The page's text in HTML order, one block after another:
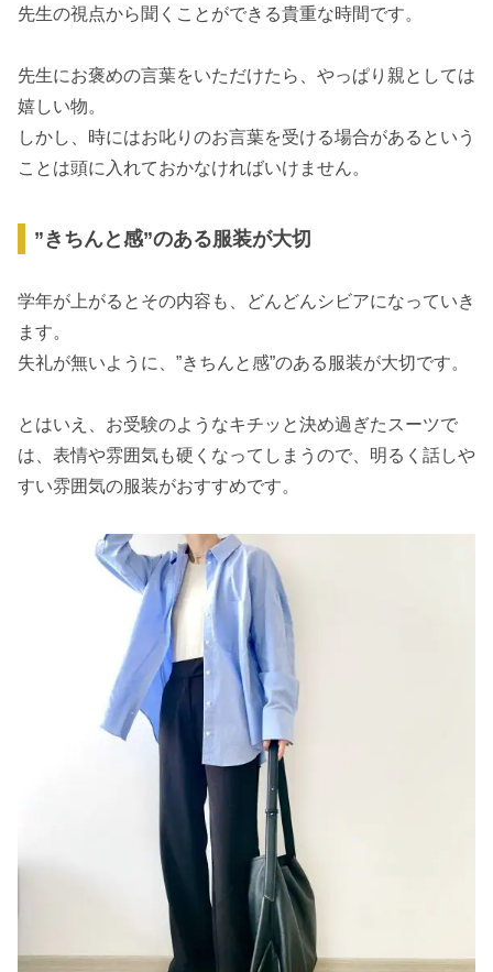
先生の視点から聞くことができる貴重な時間です。
先生にお褒めの言葉をいただけたら、やっぱり親としては
嬉しい物。
しかし、時にはお叱りのお言葉を受ける場合があるという
ことは頭に入れておかなければいけません。
”きちんと感”のある服装が大切
学年が上がるとその内容も、どんどんシビアになっていき
ます。
失礼が無いように、”きちんと感”のある服装が大切です。
とはいえ、お受験のようなキチッと決め過ぎたスーツで
は、表情や雰囲気も硬くなってしまうので、明るく話しや
すい雰囲気の服装がおすすめです。